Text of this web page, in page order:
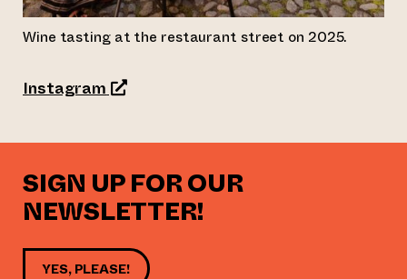
Wine tasting at the restaurant street on 2025.
Instagram (opens an external website)
SIGN UP FOR OUR
NEWSLETTER!
YES, PLEASE!